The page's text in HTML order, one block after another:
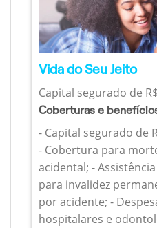
Vida do Seu Jeito
Capital segurado de
Coberturas e
- Capital segurado de
- Cobertura para
acidental; -
para invalidez
por acidente; -
hospitalares e